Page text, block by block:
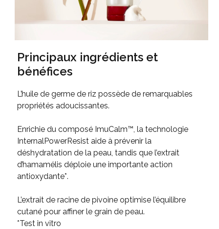
Principaux ingrédients et
bénéfices
L’huile de germe de riz possède de remarquables
propriétés adoucissantes.
Enrichie du composé ImuCalm™, la technologie
InternalPowerResist aide à prévenir la
déshydratation de la peau, tandis que l’extrait
d’hamamélis déploie une importante action
antioxydante*.
L’extrait de racine de pivoine optimise l’équilibre
cutané pour affiner le grain de peau.
*Test in vitro